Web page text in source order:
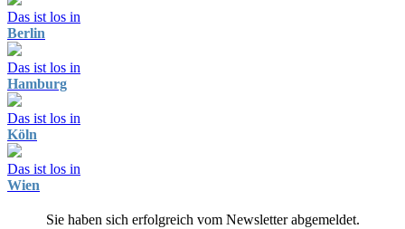
Das ist los in
Berlin
Das ist los in
Hamburg
Das ist los in
Köln
Das ist los in
Wien
Sie haben sich erfolgreich vom Newsletter abgemeldet.